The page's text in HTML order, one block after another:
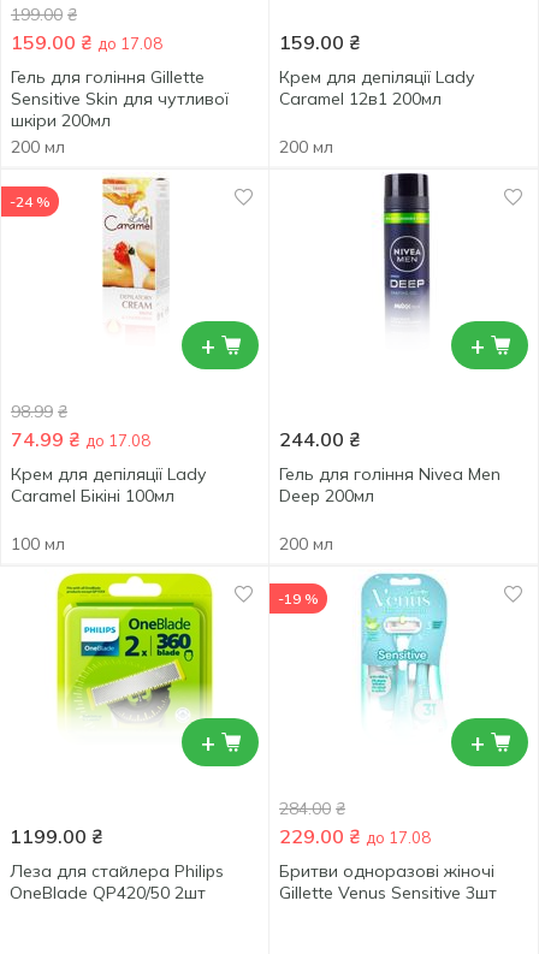
199.00 ₴
159.00 ₴ до 17.08
Гель для гоління Gillette
Sensitive Skin для чутливої
шкіри 200мл
200 мл
159.00 ₴
Крем для депіляції Lady
Caramel 12в1 200мл
200 мл
+
-24 %
98.99 ₴
74.99 ₴ до 17.08
Крем для депіляції Lady
Caramel Бікіні 100мл
100 мл
+
244.00 ₴
Гель для гоління Nivea Men
Deep 200мл
200 мл
+
1199.00 ₴
Леза для стайлера Philips
OneBlade QP420/50 2шт
+
-19 %
284.00 ₴
229.00 ₴ до 17.08
Бритви одноразові жіночі
Gillette Venus Sensitive 3шт